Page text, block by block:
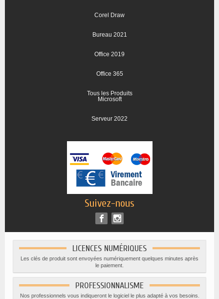
Corel Draw
Bureau 2021
Office 2019
Office 365
Tous les Produits
Microsoft
Serveur 2022
Suivez-nous
LICENCES NUMÉRIQUES
Les clés de produit sont envoyées numériquement quelques minutes après
le paiement.
PROFESSIONNALISME
Nos professionnels vous indiqueront le logiciel le plus adapté à vos besoins.